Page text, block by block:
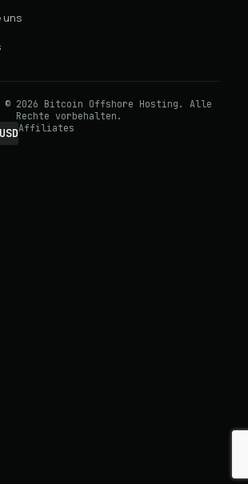
uns
© 2026 Bitcoin Offshore Hosting. Alle
Rechte vorbehalten.
Affiliates